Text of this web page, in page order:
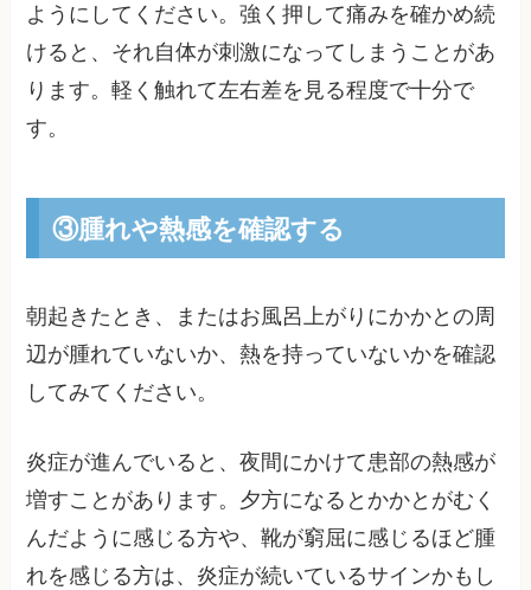
ようにしてください。強く押して痛みを確かめ続
けると、それ自体が刺激になってしまうことがあ
ります。軽く触れて左右差を見る程度で十分で
す。
③腫れや熱感を確認する
朝起きたとき、またはお風呂上がりにかかとの周
辺が腫れていないか、熱を持っていないかを確認
してみてください。
炎症が進んでいると、夜間にかけて患部の熱感が
増すことがあります。夕方になるとかかとがむく
んだように感じる方や、靴が窮屈に感じるほど腫
れを感じる方は、炎症が続いているサインかもし